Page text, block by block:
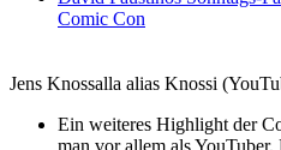
Comic Con
Jens Knossalla alias Knossi
Ein weiteres Highlight der
man vor allem als